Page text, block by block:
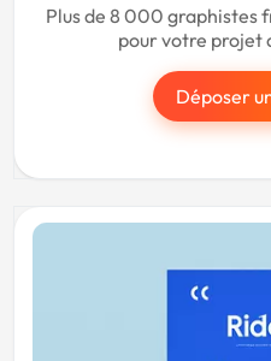
Plus de 8 000 graphistes
pour votre projet
Déposer